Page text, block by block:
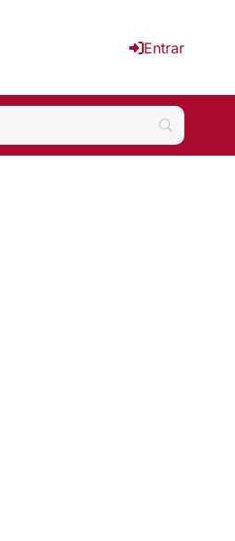
Entrar